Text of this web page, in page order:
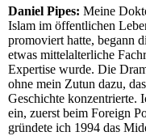
Daniel Pipes: Meine
Islam im öffentlichen
promoviert hatte, begann
etwas mittelalterliche
Expertise wurde. Die
ohne mein Zutun dazu,
Geschichte konzentrierte.
ein, zuerst beim Foreign
gründete ich 1994 das